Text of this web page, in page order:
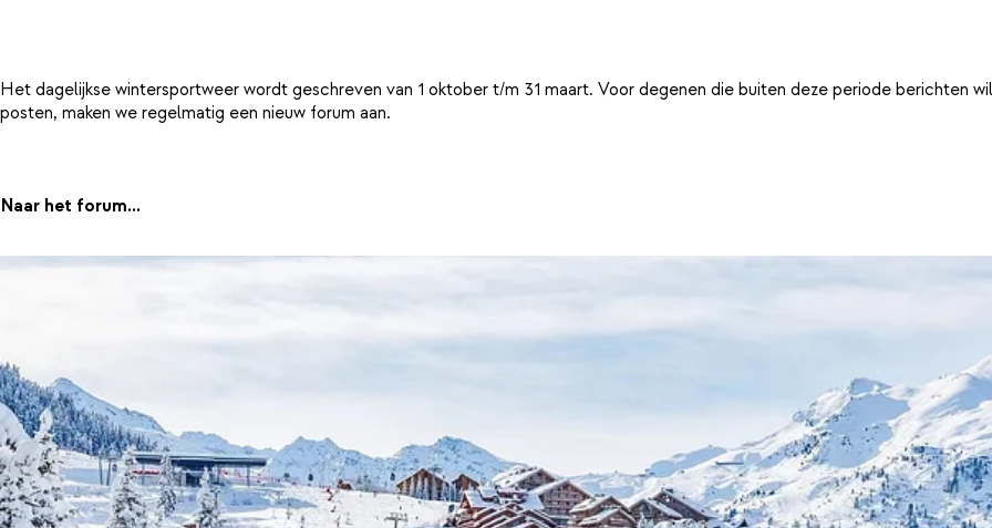
Het dagelijkse wintersportweer wordt geschreven van 1 oktober t/m 31 maart. Voor degenen die buiten deze periode berichten
posten, maken we regelmatig een nieuw forum aan.
Naar het forum...